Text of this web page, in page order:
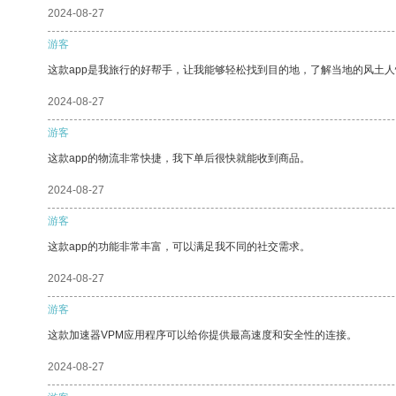
2024-08-27
游客
这款app是我旅行的好帮手，让我能够轻松找到目的地，了解当地的风土
2024-08-27
游客
这款app的物流非常快捷，我下单后很快就能收到商品。
2024-08-27
游客
这款app的功能非常丰富，可以满足我不同的社交需求。
2024-08-27
游客
这款加速器VPM应用程序可以给你提供最高速度和安全性的连接。
2024-08-27